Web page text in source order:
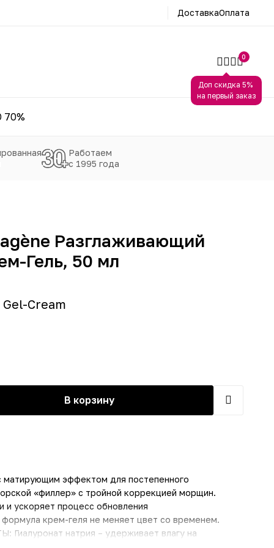
ДоставкаОплата
Доп скидка 5%
на первый заказ
0
Работаем
с 1995 года
Разглаживающий
Гель, 50 мл
Cream
В корзину
матирующим эффектом для постепенного
«филлер» с тройной коррекцией морщин.
и ускоряет процесс обновления
крем-геля не меняет цвет со временем.
натрия – удерживает влагу на